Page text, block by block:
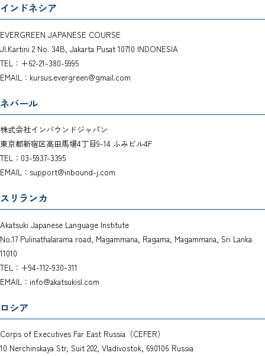
インドネシア
EVERGREEN JAPANESE COURSE
Jl.Kartini 2 No. 34B, Jakarta Pusat 10710 INDONESIA
TEL：+62-21-380-5995
EMAIL：kursus.evergreen@gmail.com
ネパール
株式会社インバウンドジャパン
東京都新宿区高田馬場4丁目9-14 ふみビル4F
TEL：03-5937-3395
EMAIL：support@inbound-j.com
スリランカ
Akatsuki Japanese Language Institute
No.17 Pulinathalarama road, Magammana, Ragama, Magammana, Sri Lanka
11010
TEL：+94-112-930-311
EMAIL：info@akatsukisl.com
ロシア
Corps of Executives Far East Russia（CEFER）
10 Nerchinskaya Str, Suit 202, Vladivostok, 690106 Russia